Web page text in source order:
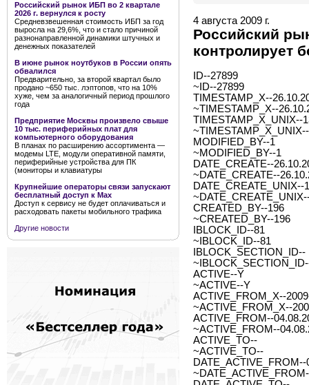
Российский рынок ИБП во 2 квартале
2026 г. вернулся к росту
Средневзвешенная стоимость ИБП за год
выросла на 29,6%, что и стало причиной
разнонаправленной динамики штучных и
денежных показателей
В июне рынок ноутбуков в России опять
обвалился
Предварительно, за второй квартал было
продано ~650 тыс. лэптопов, что на 10%
хуже, чем за аналогичный период прошлого
года
Предприятие Москвы произвело свыше
10 тыс. периферийных плат для
компьютерного оборудования
В планах по расширению ассортимента —
модемы LTE, модули оперативной памяти,
периферийные устройства для ПК
(мониторы и клавиатуры
Крупнейшие операторы связи запускают
бесплатный доступ к Мах
Доступ к сервису не будет оплачиваться и
расходовать пакеты мобильного трафика
Другие новости
4 августа 2009 г.
Российский
контролирует
ID--27899
~ID--27899
TIMESTAMP_X--
~TIMESTAMP_X--
TIMESTAMP_X_UNIX--
MODIFIED_BY--1
~MODIFIED_BY--1
DATE_CREATE--
~DATE_CREATE--
DATE_CREATE_UNIX--
CREATED_BY--196
~CREATED_BY--196
IBLOCK_ID--81
~IBLOCK_ID--81
IBLOCK_SECTION_ID--
ACTIVE--Y
~ACTIVE--Y
ACTIVE_FROM_X--
~ACTIVE_FROM_X--
ACTIVE_FROM--
~ACTIVE_FROM--
ACTIVE_TO--
~ACTIVE_TO--
DATE_ACTIVE_FROM--